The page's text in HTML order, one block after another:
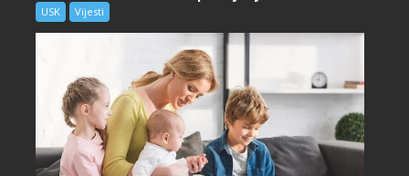
USK Vijesti